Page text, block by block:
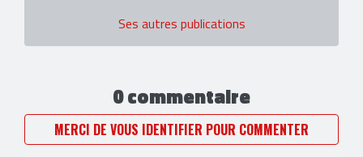
Ses autres publications
0 commentaire
MERCI DE VOUS IDENTIFIER POUR COMMENTER